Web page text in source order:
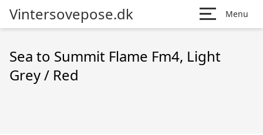
Vintersovepose.dk Menu
Sea to Summit Flame Fm4, Light
Grey / Red